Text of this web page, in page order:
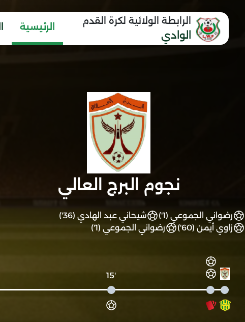
الرابطة الولائية لكرة القدم
الوادي
الرئيسية
نجوم البرج العالي
رضواني الجموعي (1')
شيحاني عبد الهادي (36')
زاوي أيمن (60')
رضواني الجموعي (1')
'15